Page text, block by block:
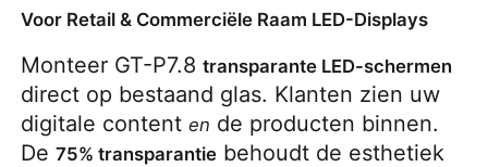
Voor Retail & Commerciële Raam LED-Displays
Monteer GT-P7.8 transparante LED-schermen
direct op bestaand glas. Klanten zien uw
digitale content en de producten binnen.
De 75% transparantie behoudt de esthetiek